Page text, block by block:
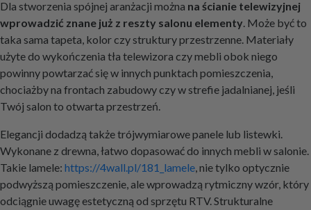
Dla stworzenia spójnej aranżacji można na ścianie telewizyjnej
wprowadzić znane już z reszty salonu elementy. Może być to
taka sama tapeta, kolor czy struktury przestrzenne. Materiały
użyte do wykończenia tła telewizora czy mebli obok niego
powinny powtarzać się w innych punktach pomieszczenia,
chociażby na frontach zabudowy czy w strefie jadalnianej, jeśli
Twój salon to otwarta przestrzeń.
Elegancji dodadzą także trójwymiarowe panele lub listewki.
Wykonane z drewna, łatwo dopasować do innych mebli w salonie.
Takie lamele: https://4wall.pl/181_lamele, nie tylko optycznie
podwyższą pomieszczenie, ale wprowadzą rytmiczny wzór, który
odciągnie uwagę estetyczną od sprzętu RTV. Strukturalne